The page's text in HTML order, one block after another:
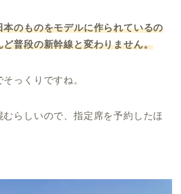
本のものをモデルに作られているの
ど普段の新幹線と変わりません。
っくりですね。
らしいので、指定席を予約したほ